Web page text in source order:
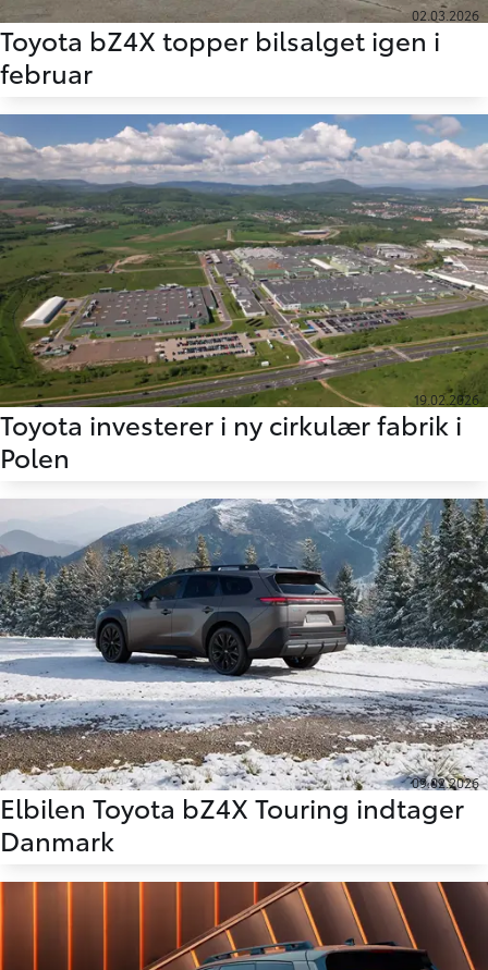
02.03.2026
Toyota bZ4X topper bilsalget igen i
februar
19.02.2026
Toyota investerer i ny cirkulær fabrik i
Polen
09.02.2026
Elbilen Toyota bZ4X Touring indtager
Danmark